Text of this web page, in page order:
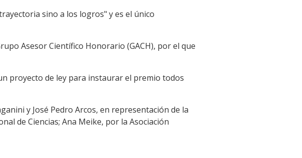
sino a los logros" y es el único
Asesor Científico Honorario (GACH), por el que
proyecto de ley para instaurar el premio todos
y José Pedro Arcos, en representación de la
de Ciencias; Ana Meike, por la Asociación